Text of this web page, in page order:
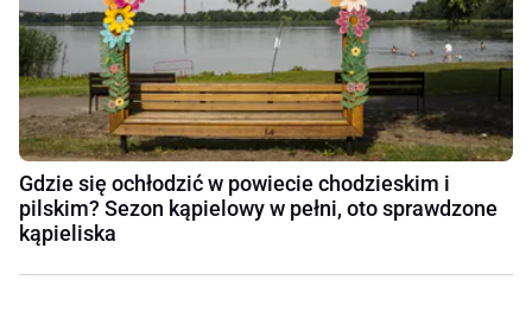
Gdzie się ochłodzić w powiecie chodzieskim i
pilskim? Sezon kąpielowy w pełni, oto sprawdzone
kąpieliska